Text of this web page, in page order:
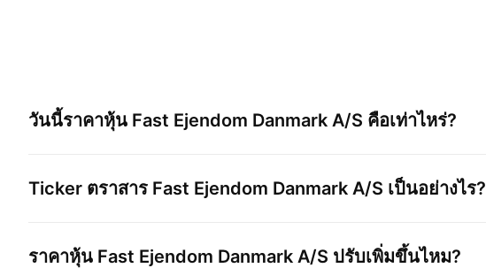
วันนี้ราคาหุ้น Fast Ejendom Danmark A/S คือเท่าไหร่?
Ticker ตราสาร Fast Ejendom Danmark A/S เป็นอย่างไร?
ราคาหุ้น Fast Ejendom Danmark A/S ปรับเพิ่มขึ้นไหม?